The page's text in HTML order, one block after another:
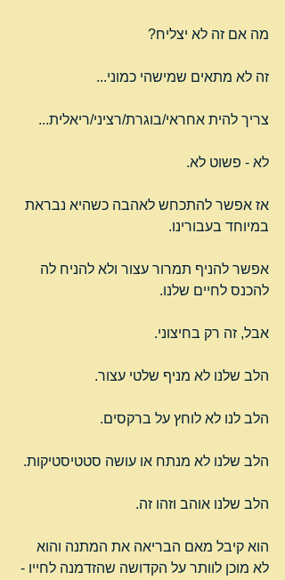
מה אם זה לא יצליח?
זה לא מתאים שמישהי כמוני...
צריך להית אחראי/בוגרת/רציני/ריאלית...
לא - פשוט לא.
אז אפשר להתכחש לאהבה כשהיא נבראת
במיוחד בעבורינו.
אפשר להניף תמרור עצור ולא להניח לה
להכנס לחיים שלנו.
אבל, זה רק בחיצוני.
הלב שלנו לא מניף שלטי עצור.
הלב לנו לא לוחץ על ברקסים.
הלב שלנו לא מנתח או עושה סטטיסטיקות.
הלב שלנו אוהב וזהו זה.
הוא קיבל מאם הבריאה את המתנה והוא
לא מוכן לוותר על הקדושה שהזדמנה לחייו -